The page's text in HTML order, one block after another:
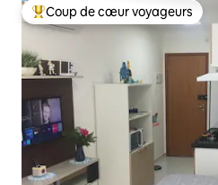
Coups de cœur voyageurs les
Coup de cœur voyageurs